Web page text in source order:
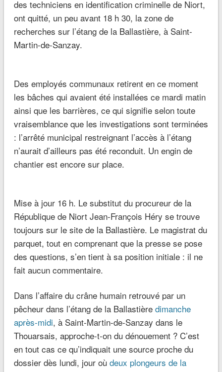
des techniciens en identification criminelledeNiort,
ont quitté, un peu avant 18 h 30, la zone de
recherches sur l’étang de la Ballastière, à Saint-
Martin-de-Sanzay.
Des employés communaux retirent en ce moment
les bâches qui avaient été installées ce mardi matin
ainsi que les barrières, ce qui signifie selon toute
vraisemblance que les investigations sont terminées
: l’arrêté municipal restreignant l’accès à l’étang
n’aurait d’ailleurs pas été reconduit. Un engin de
chantierest encore sur place.
Mise à jour 16 h. Le substitut du procureur de la
République de NiortJean-François Héry se trouve
toujours sur le site de la Ballastière. Le magistrat du
parquet, tout en comprenant que la presse se pose
des questions, s’en tient à sa position initiale : il ne
faitaucun commentaire.
Dans l’affaire du crâne humainretrouvé par un
pêcheur dans l’étang de la Ballastière dimanche
après-midi, à Saint-Martin-de-Sanzay dans le
Thouarsais, approche-t-on du dénouement ? C’est
en tout cas ce qu’indiquait une source proche du
dossier dès lundi, jour où deux plongeurs de la